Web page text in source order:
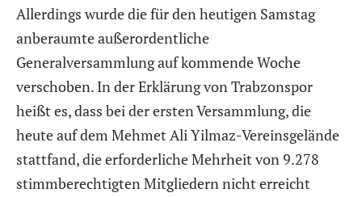
Allerdings wurde die für den heutigen Samstag
anberaumte außerordentliche
Generalversammlung auf kommende Woche
verschoben. In der Erklärung von Trabzonspor
heißt es, dass bei der ersten Versammlung, die
heute auf dem Mehmet Ali Yilmaz-Vereinsgelände
stattfand, die erforderliche Mehrheit von 9.278
stimmberechtigten Mitgliedern nicht erreicht